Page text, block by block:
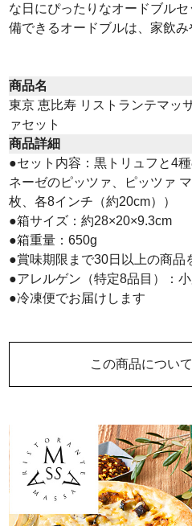
この商品につい
な日にぴったりなオードブル
備できるオードブルは、家飲み
商品名
東京 恵比寿 リストランテマッ
ァセット
商品詳細
●セット内容：黒トリュフと4
ネーゼのピッツァ、ピッツァ
枚、各8インチ（約20cm））
●箱サイズ：約28×20×9.3cm
●箱重量：650g
●賞味期限まで30日以上の商品
●アレルゲン（特定8品目）：
●冷凍便でお届けします